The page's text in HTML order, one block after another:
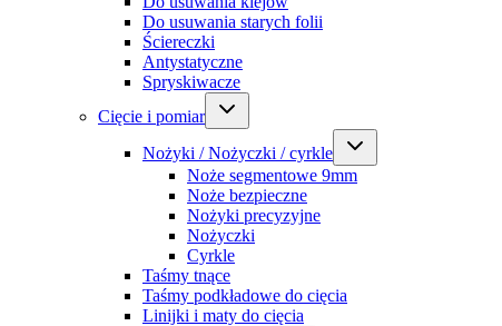
Do usuwania starych folii
Ściereczki
Antystatyczne
Spryskiwacze
Cięcie i pomiar
Nożyki / Nożyczki / cyrkle
Noże segmentowe 9mm
Noże bezpieczne
Nożyki precyzyjne
Nożyczki
Cyrkle
Taśmy tnące
Taśmy podkładowe do cięcia
Linijki i maty do cięcia